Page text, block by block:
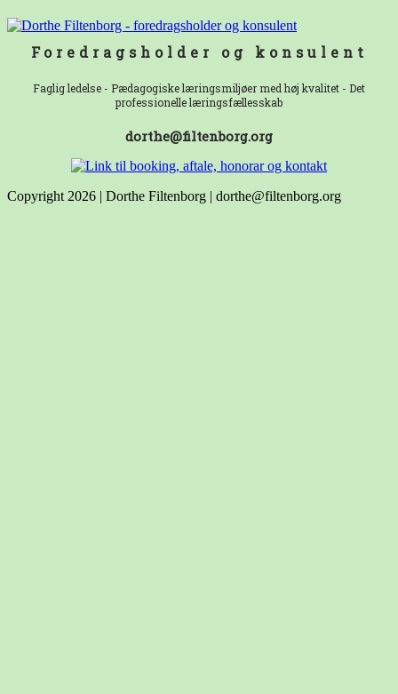
Foredragsholder og konsulent
Faglig ledelse - Pædagogiske læringsmiljøer med høj kvalitet - Det
professionelle læringsfællesskab
dorthe@filtenborg.org
Copyright 2026 | Dorthe Filtenborg | dorthe@filtenborg.org